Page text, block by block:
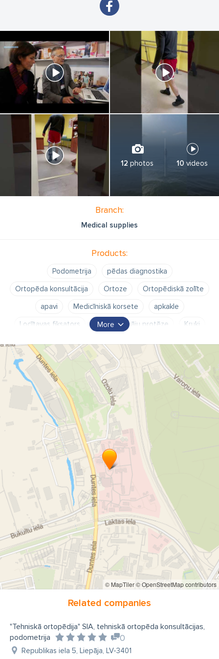
12 photos 10 videos
Branch:
Medical supplies
Products:
Podometrija
pēdas diagnostika
Ortopēda konsultācija
Ortoze
Ortopēdiskā zolīte
apavi
Medicīniskā korsete
apkakle
Locītavas fiksators
Roku kāju protēze
Kruķi
spieķi
krāģi staiguļi
Josta
kompresijas zeķes
Šina plakanā pēda
Krāģu
āzīšu
kruķu staiguļu invalīdu ratu noma
More
© MapTiler© OpenStreetMap contributors
Related companies
"Tehniskā ortopēdija" SIA, tehniskā ortopēda konsultācijas,
podometrija
0
Republikas iela 5, Liepāja, LV-3401